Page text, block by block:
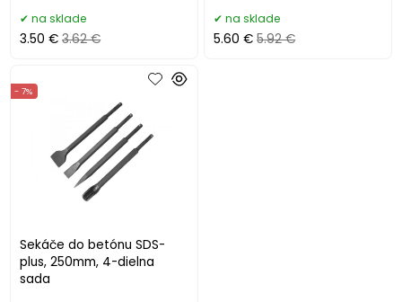
na sklade
3.50 € 3.62 €
na sklade
5.60 € 5.92 €
Sekáče do betónu SDS-
plus, 250mm, 4-dielna
sada
- 7%